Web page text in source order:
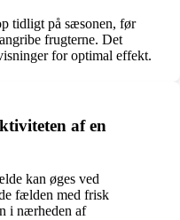
tidligt på sæsonen, før
frugterne. Det
for optimal effekt.
af en
kan øges ved
fælden med frisk
i nærheden af